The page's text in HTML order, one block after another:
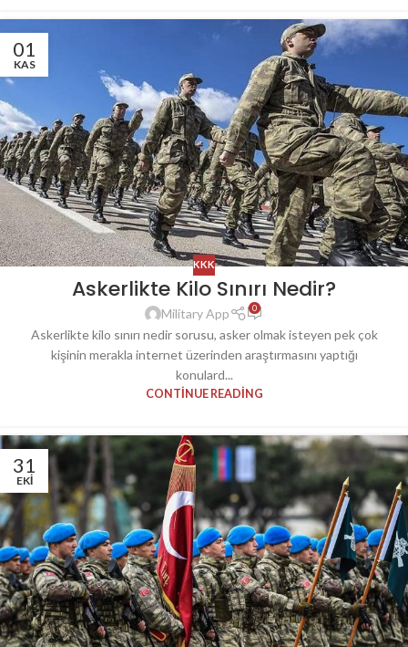
01
KAS
KKK
Askerlikte Kilo Sınırı Nedir?
Military App 0
Askerlikte kilo sınırı nedir sorusu, asker olmak isteyen pek çok
kişinin merakla internet üzerinden araştırmasını yaptığı
konulard...
CONTINUE READING
31
EKI